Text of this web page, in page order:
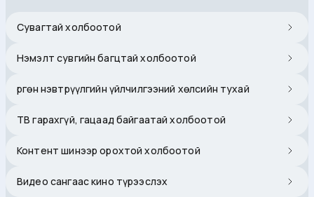
Сувагтай холбоотой
Нэмэлт сувгийн багцтай холбоотой
Өргөн нэвтрүүлгийн үйлчилгээний хөлсийн тухай
ТВ гарахгүй, гацаад байгаатай холбоотой
Контент шинээр орохтой холбоотой
Видео сангаас кино түрээслэх